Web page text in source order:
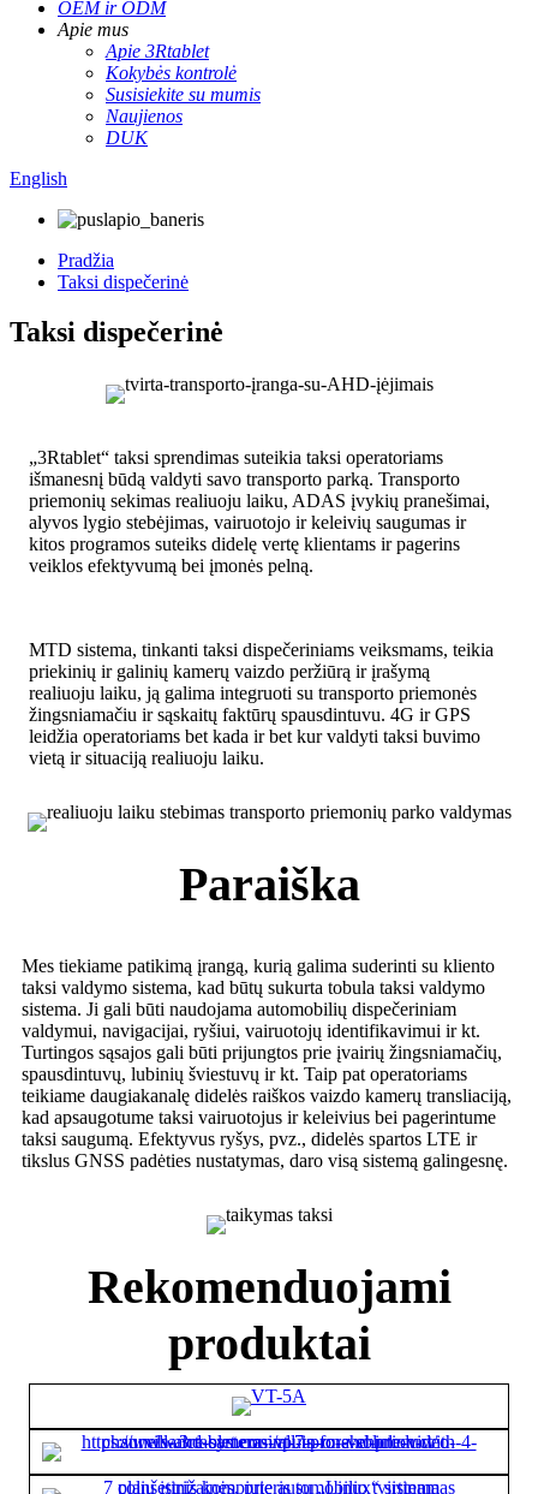
OEM ir ODM
Apie mus
Apie 3Rtablet
Kokybės kontrolė
Susisiekite su mumis
Naujienos
DUK
English
Pradžia
Taksi dispečerinė
Taksi dispečerinė
„3Rtablet“ taksi sprendimas suteikia taksi operatoriams
išmanesnį būdą valdyti savo transporto parką. Transporto
priemonių sekimas realiuoju laiku, ADAS įvykių pranešimai,
alyvos lygio stebėjimas, vairuotojo ir keleivių saugumas ir
kitos programos suteiks didelę vertę klientams ir pagerins
veiklos efektyvumą bei įmonės pelną.
MTD sistema, tinkanti taksi dispečeriniams veiksmams, teikia
priekinių ir galinių kamerų vaizdo peržiūrą ir įrašymą
realiuoju laiku, ją galima integruoti su transporto priemonės
žingsniamačiu ir sąskaitų faktūrų spausdintuvu. 4G ir GPS
leidžia operatoriams bet kada ir bet kur valdyti taksi buvimo
vietą ir situaciją realiuoju laiku.
Paraiška
Mes tiekiame patikimą įrangą, kurią galima suderinti su kliento
taksi valdymo sistema, kad būtų sukurta tobula taksi valdymo
sistema. Ji gali būti naudojama automobilių dispečeriniam
valdymui, navigacijai, ryšiui, vairuotojų identifikavimui ir kt.
Turtingos sąsajos gali būti prijungtos prie įvairių žingsniamačių,
spausdintuvų, lubinių šviestuvų ir kt. Taip pat operatoriams
teikiame daugiakanalę didelės raiškos vaizdo kamerų transliaciją,
kad apsaugotume taksi vairuotojus ir keleivius bei pagerintume
taksi saugumą. Efektyvus ryšys, pvz., didelės spartos LTE ir
tikslus GNSS padėties nustatymas, daro visą sistemą galingesnę.
Rekomenduojami
produktai